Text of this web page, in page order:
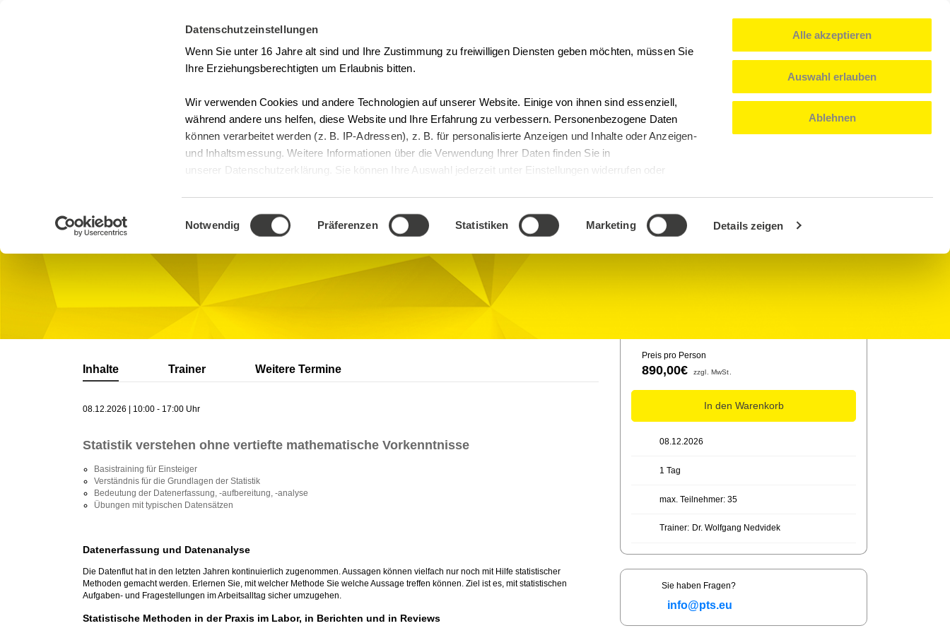
Datenschutzeinstellungen
Wenn Sie unter 16 Jahre alt sind und Ihre Zustimmung zu freiwilligen Diensten geben möchten, müssen Sie
Ihre Erziehungsberechtigten um Erlaubnis bitten.
Wir verwenden Cookies und andere Technologien auf unserer Website. Einige von ihnen sind essenziell,
während andere uns helfen, diese Website und Ihre Erfahrung zu verbessern. Personenbezogene Daten
können verarbeitet werden (z. B. IP-Adressen), z. B. für personalisierte Anzeigen und Inhalte oder Anzeigen-
und Inhaltsmessung. Weitere Informationen über die Verwendung Ihrer Daten finden Sie in
unserer Datenschutzerklärung. Sie können Ihre Auswahl jederzeit unter Einstellungen widerrufen oder
Einwilligungsauswahl
Notwendig Präferenzen Statistiken Marketing Details zeigen
Alle akzeptieren
Auswahl erlauben
Ablehnen
Seminarsuche Kontakt Vertrag Widerrufen Mein Konto
Webinare
GMP und Statistik
Teams CH-Digital
Inhalte Trainer Weitere Termine
08.12.2026 | 10:00 - 17:00 Uhr
Statistik verstehen ohne vertiefte mathematische Vorkenntnisse
Basistraining für Einsteiger
Verständnis für die Grundlagen der Statistik
Bedeutung der Datenerfassung, -aufbereitung, -analyse
Übungen mit typischen Datensätzen
Datenerfassung und Datenanalyse
Die Datenflut hat in den letzten Jahren kontinuierlich zugenommen. Aussagen können vielfach nur noch mit Hilfe statistischer
Methoden gemacht werden. Erlernen Sie, mit welcher Methode Sie welche Aussage treffen können. Ziel ist es, mit statistischen
Aufgaben- und Fragestellungen im Arbeitsalltag sicher umzugehen.
Statistische Methoden in der Praxis im Labor, in Berichten und in Reviews
Preis pro Person
890,00€ zzgl. MwSt.
In den Warenkorb
08.12.2026
1 Tag
Sie haben Fragen?